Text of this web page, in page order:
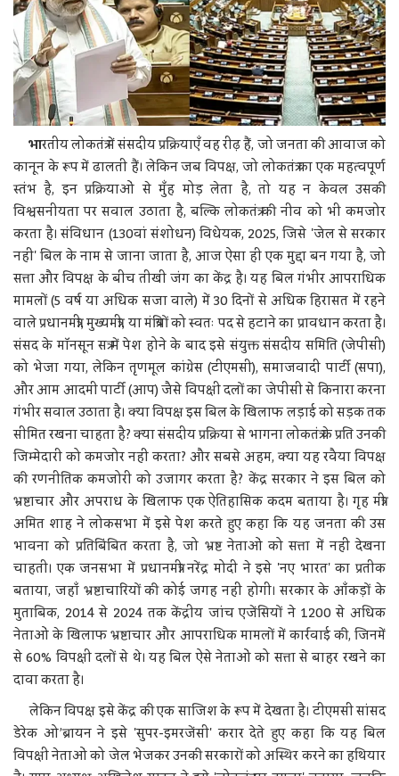
भारतीय लोकतंत्र में संसदीय प्रक्रियाएँ वह रीढ़ हैं, जो जनता की आवाज को
कानून के रूप में ढालती हैं। लेकिन जब विपक्ष, जो लोकतंत्र का एक महत्वपूर्ण
स्तंभ है, इन प्रक्रियाओं से मुँह मोड़ लेता है, तो यह न केवल उसकी
विश्वसनीयता पर सवाल उठाता है, बल्कि लोकतंत्र की नींव को भी कमजोर
करता है। संविधान (130वां संशोधन) विधेयक, 2025, जिसे 'जेल से सरकार
नहीं' बिल के नाम से जाना जाता है, आज ऐसा ही एक मुद्दा बन गया है, जो
सत्ता और विपक्ष के बीच तीखी जंग का केंद्र है। यह बिल गंभीर आपराधिक
मामलों (5 वर्ष या अधिक सजा वाले) में 30 दिनों से अधिक हिरासत में रहने
वाले प्रधानमंत्री, मुख्यमंत्री, या मंत्रियों को स्वतः पद से हटाने का प्रावधान करता है।
संसद के मॉनसून सत्र में पेश होने के बाद इसे संयुक्त संसदीय समिति (जेपीसी)
को भेजा गया, लेकिन तृणमूल कांग्रेस (टीएमसी), समाजवादी पार्टी (सपा),
और आम आदमी पार्टी (आप) जैसे विपक्षी दलों का जेपीसी से किनारा करना
गंभीर सवाल उठाता है। क्या विपक्ष इस बिल के खिलाफ लड़ाई को सड़क तक
सीमित रखना चाहता है? क्या संसदीय प्रक्रिया से भागना लोकतंत्र के प्रति उनकी
जिम्मेदारी को कमजोर नहीं करता? और सबसे अहम, क्या यह रवैया विपक्ष
की रणनीतिक कमजोरी को उजागर करता है? केंद्र सरकार ने इस बिल को
भ्रष्टाचार और अपराध के खिलाफ एक ऐतिहासिक कदम बताया है। गृह मंत्री
अमित शाह ने लोकसभा में इसे पेश करते हुए कहा कि यह जनता की उस
भावना को प्रतिबिंबित करता है, जो भ्रष्ट नेताओं को सत्ता में नहीं देखना
चाहती। एक जनसभा में प्रधानमंत्री नरेंद्र मोदी ने इसे 'नए भारत' का प्रतीक
बताया, जहाँ भ्रष्टाचारियों की कोई जगह नहीं होगी। सरकार के आँकड़ों के
मुताबिक, 2014 से 2024 तक केंद्रीय जांच एजेंसियों ने 1200 से अधिक
नेताओं के खिलाफ भ्रष्टाचार और आपराधिक मामलों में कार्रवाई की, जिनमें
से 60% विपक्षी दलों से थे। यह बिल ऐसे नेताओं को सत्ता से बाहर रखने का
दावा करता है।
लेकिन विपक्ष इसे केंद्र की एक साजिश के रूप में देखता है। टीएमसी सांसद
डेरेक ओ’ब्रायन ने इसे 'सुपर-इमरजेंसी' करार देते हुए कहा कि यह बिल
विपक्षी नेताओं को जेल भेजकर उनकी सरकारों को अस्थिर करने का हथियार